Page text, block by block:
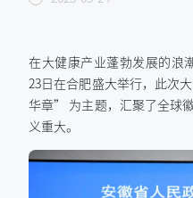
在大健康产业蓬勃发展的浪
23日在合肥盛大举行，此次
华章” 为主题，汇聚了全球
义重大。